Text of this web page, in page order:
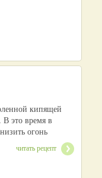
кипящей
В это время в
огонь
читать рецепт